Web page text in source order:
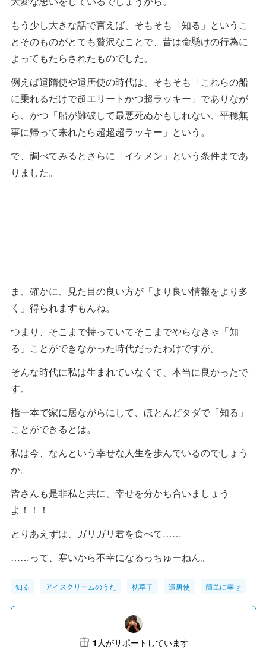
もう少し大きな話で言えば、そもそも「知る」というこ
とそのものがとても贅沢なことで、昔は命懸けの行為に
よってもたらされたものでした。
例えば遣隋使や遣唐使の時代は、そもそも「これらの船
に乗れるだけで超エリートかつ超ラッキー」でありなが
ら、かつ「船が難破して最悪死ぬかもしれない、平穏無
事に帰って来れたら超超超ラッキー」という。
で、調べてみるとさらに「イケメン」という条件まであ
りました。
ま、確かに、見た目の良い方が「より良い情報をより多
く」得られますもんね。
つまり、そこまで持っていてそこまでやらなきゃ「知
る」ことができなかった時代だったわけですが。
そんな時代に私は生まれていなくて、本当に良かったで
す。
指一本で家に居ながらにして、ほとんどタダで「知る」
ことができるとは。
私は今、なんという幸せな人生を歩んでいるのでしょう
か。
皆さんも是非私と共に、幸せを分かち合いましょう
よ！！！
とりあえずは、ガリガリ君を食べて……
……って、寒いから不幸になるっちゅーねん。
知る アイスクリームのうた 枕草子 遣唐使 簡単に幸せ
1 人がサポートしています